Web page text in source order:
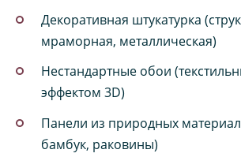
Декоративная штукатурка
мраморная, металлическая)
Нестандартные обои
эффектом 3D)
Панели из природных
бамбук, раковины)